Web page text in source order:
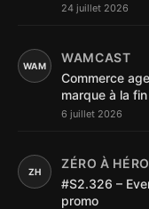
24 juillet 2026
WAM
WAMCAST
Commerce
marque à la
6 juillet 2026
ZH
ZÉRO À
#S2.326 –
promo